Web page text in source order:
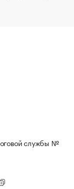
службы №